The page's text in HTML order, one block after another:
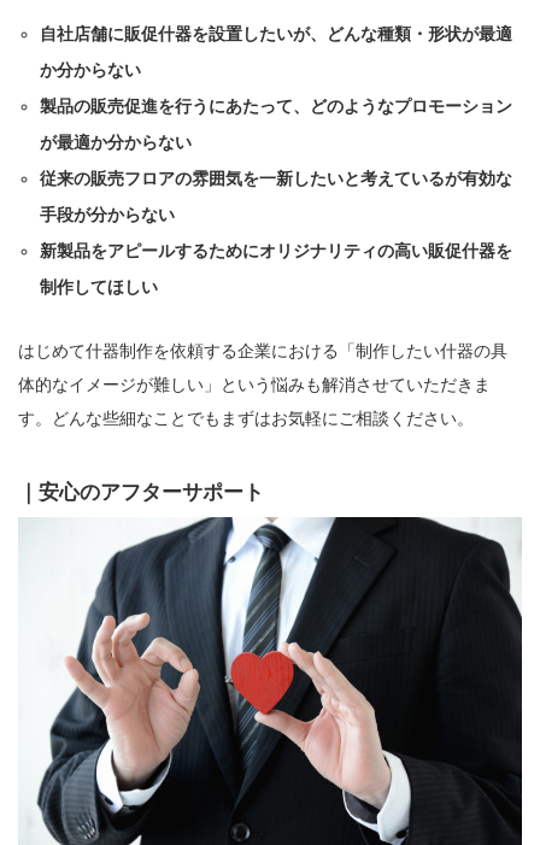
自社店舗に販促什器を設置したいが、どんな種類・形状が最適
か分からない
製品の販売促進を行うにあたって、どのようなプロモーション
が最適か分からない
従来の販売フロアの雰囲気を一新したいと考えているが有効な
手段が分からない
新製品をアピールするためにオリジナリティの高い販促什器を
制作してほしい
はじめて什器制作を依頼する企業における「制作したい什器の具
体的なイメージが難しい」という悩みも解消させていただきま
す。どんな些細なことでもまずはお気軽にご相談ください。
｜安心のアフターサポート